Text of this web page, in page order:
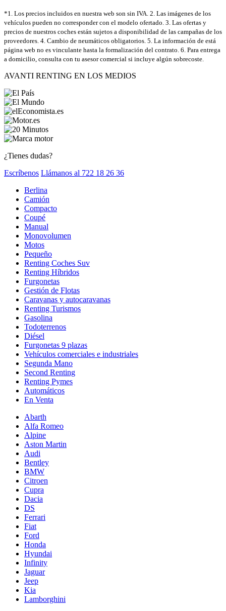
*1. Los precios incluidos en nuestra web son sin IVA. 2. Las imágenes de los
vehículos pueden no corresponder con el modelo ofertado. 3. Las ofertas y
precios de nuestros coches están sujetos a disponibilidad de las campañas de los
proveedores. 4. Cambio de neumáticos obligatorios. 5. La información de está
página web no es vinculante hasta la formalización del contrato. 6. Para entrega
a domicilio, consulta con tu asesor comercial si incluye algún sobrecoste.
AVANTI RENTING EN LOS MEDIOS
¿Tienes dudas?
Escríbenos Llámanos al 722 18 26 36
Berlina
Camión
Compacto
Coupé
Manual
Monovolumen
Motos
Pequeño
Renting Coches Suv
Renting Híbridos
Furgonetas
Gestión de Flotas
Caravanas y autocaravanas
Renting Turismos
Gasolina
Todoterrenos
Diésel
Furgonetas 9 plazas
Vehículos comerciales e industriales
Segunda Mano
Second Renting
Renting Pymes
Automáticos
En Venta
Abarth
Alfa Romeo
Alpine
Aston Martin
Audi
Bentley
BMW
Citroen
Cupra
Dacia
DS
Ferrari
Fiat
Ford
Honda
Hyundai
Infinity
Jaguar
Jeep
Kia
Lamborghini